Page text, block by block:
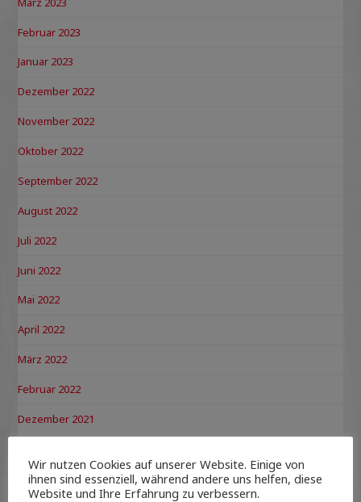
Februar 2023
Januar 2023
Dezember 2022
November 2022
Oktober 2022
September 2022
August 2022
Juli 2022
Juni 2022
Mai 2022
April 2022
März 2022
Februar 2022
Dezember 2021
Oktober 2021
Wir nutzen Cookies auf unserer Website. Einige von
ihnen sind essenziell, während andere uns helfen, diese
Website und Ihre Erfahrung zu verbessern.